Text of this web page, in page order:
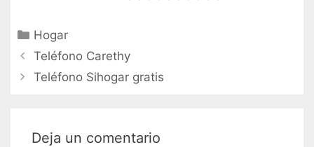
Categorías
Hogar
Navegación
de
Teléfono Carethy
Teléfono Sihogar gratis
Deja un comentario